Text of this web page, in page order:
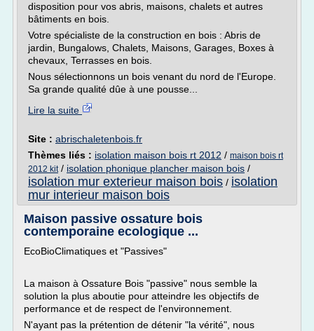
disposition pour vos abris, maisons, chalets et autres
bâtiments en bois.
Votre spécialiste de la construction en bois : Abris de
jardin, Bungalows, Chalets, Maisons, Garages, Boxes à
chevaux, Terrasses en bois.
Nous sélectionnons un bois venant du nord de l'Europe.
Sa grande qualité dûe à une pousse...
Lire la suite
Site : abrischaletenbois.fr
Thèmes liés : isolation maison bois rt 2012 / maison bois rt
2012 kit/ isolation phonique plancher maison bois /
isolation mur exterieur maison bois / isolation
mur interieur maison bois
Maison passive ossature bois
contemporaine ecologique ...
EcoBioClimatiques et "Passives"
La maison à Ossature Bois "passive" nous semble la
solution la plus aboutie pour atteindre les objectifs de
performance et de respect de l'environnement.
N'ayant pas la prétention de détenir "la vérité", nous